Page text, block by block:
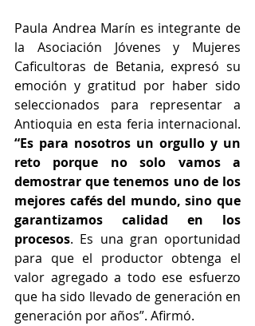
Paula Andrea Marín es integrante de
la Asociación Jóvenes y Mujeres
Caficultoras de Betania, expresó su
emoción y gratitud por haber sido
seleccionados para representar a
“Es para nosotros un orgullo y un
reto porque no solo vamos a
demostrar que tenemos uno de los
mejores cafés del mundo, sino que
garantizamos calidad en los
procesos. Es una gran oportunidad
para que el productor obtenga el
valor agregado a todo ese esfuerzo
que ha sido llevado de generación en
generación por años”. Afirmó.